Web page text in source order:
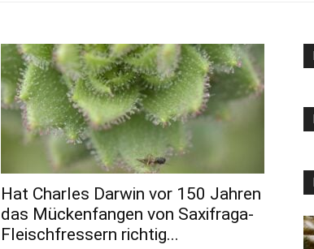
Hat Charles Darwin vor 150 Jahren
das Mückenfangen von Saxifraga-
Fleischfressern richtig...